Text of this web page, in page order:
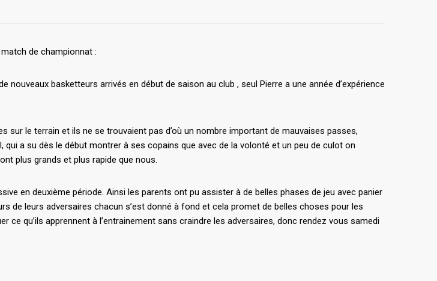
de championnat :
basketteurs arrivés en début de saison au club , seul Pierre a une année d’expérience
sur le terrain et ils ne se trouvaient pas d’où un nombre important de mauvaises passes,
a su dès le début montrer à ses copains que avec de la volonté et un peu de culot on
plus grands et plus rapide que nous.
en deuxième période. Ainsi les parents ont pu assister à de belles phases de jeu avec panier
de leurs adversaires chacun s’est donné à fond et cela promet de belles choses pour les
qu’ils apprennent à l’entrainement sans craindre les adversaires, donc rendez vous samedi